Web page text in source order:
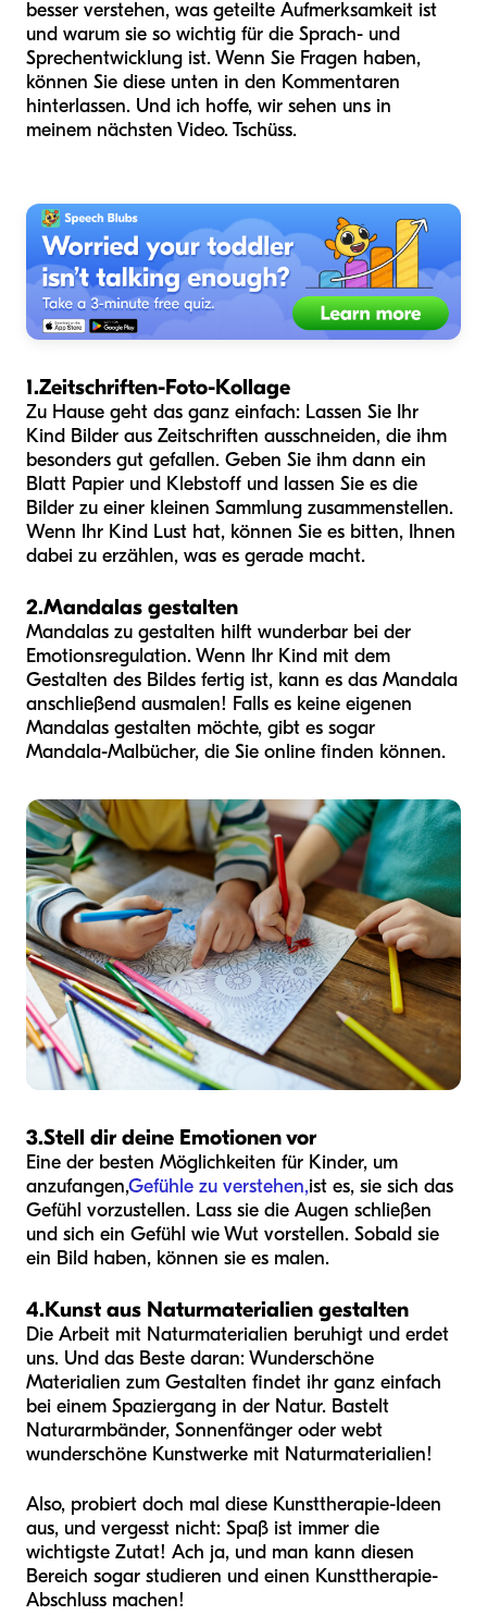
besser verstehen, was geteilte Aufmerksamkeit ist
und warum sie so wichtig für die Sprach- und
Sprechentwicklung ist. Wenn Sie Fragen haben,
können Sie diese unten in den Kommentaren
hinterlassen. Und ich hoffe, wir sehen uns in
meinem nächsten Video. Tschüss.
1.Zeitschriften-Foto-Kollage
Zu Hause geht das ganz einfach: Lassen Sie Ihr
Kind Bilder aus Zeitschriften ausschneiden, die ihm
besonders gut gefallen. Geben Sie ihm dann ein
Blatt Papier und Klebstoff und lassen Sie es die
Bilder zu einer kleinen Sammlung zusammenstellen.
Wenn Ihr Kind Lust hat, können Sie es bitten, Ihnen
dabei zu erzählen, was es gerade macht.
2.Mandalas gestalten
Mandalas zu gestalten hilft wunderbar bei der
Emotionsregulation. Wenn Ihr Kind mit dem
Gestalten des Bildes fertig ist, kann es das Mandala
anschließend ausmalen! Falls es keine eigenen
Mandalas gestalten möchte, gibt es sogar
Mandala-Malbücher, die Sie online finden können.
3.Stell dir deine Emotionen vor
Eine der besten Möglichkeiten für Kinder, um
anzufangen,Gefühle zu verstehen,ist es, sie sich das
Gefühl vorzustellen. Lass sie die Augen schließen
und sich ein Gefühl wie Wut vorstellen. Sobald sie
ein Bild haben, können sie es malen.
4.Kunst aus Naturmaterialien gestalten
Die Arbeit mit Naturmaterialien beruhigt und erdet
uns. Und das Beste daran: Wunderschöne
Materialien zum Gestalten findet ihr ganz einfach
bei einem Spaziergang in der Natur. Bastelt
Naturarmbänder, Sonnenfänger oder webt
wunderschöne Kunstwerke mit Naturmaterialien!
Also, probiert doch mal diese Kunsttherapie-Ideen
aus, und vergesst nicht: Spaß ist immer die
wichtigste Zutat! Ach ja, und man kann diesen
Bereich sogar studieren und einen Kunsttherapie-
Abschluss machen!